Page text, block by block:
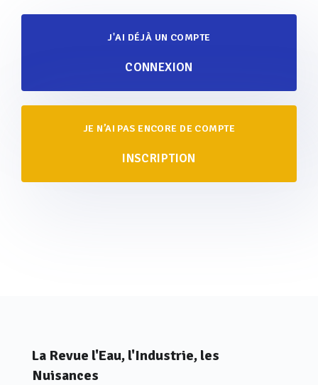
J'AI DÉJÀ UN COMPTE
CONNEXION
JE N’AI PAS ENCORE DE COMPTE
INSCRIPTION
La Revue l'Eau, l'Industrie, les
Nuisances